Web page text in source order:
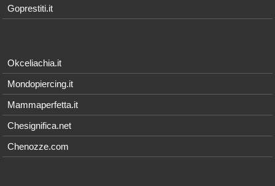
Goprestiti.it
Okceliachia.it
Mondopiercing.it
Mammaperfetta.it
Chesignifica.net
Chenozze.com